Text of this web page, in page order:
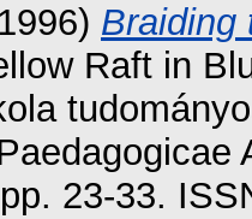
Braiding
Raft in
23-33.